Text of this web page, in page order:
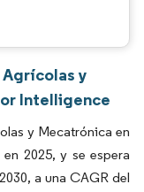
y
Intelligence
y Mecatrónica en
2025, y se espera
a una CAGR del